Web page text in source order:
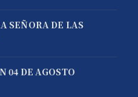
SEÑORA DE LAS
04 DE AGOSTO